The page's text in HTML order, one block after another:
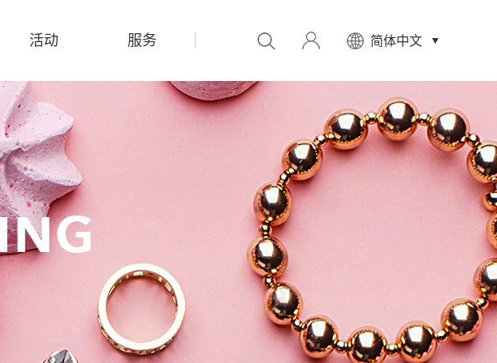
活动 服务
数
据
简体中文